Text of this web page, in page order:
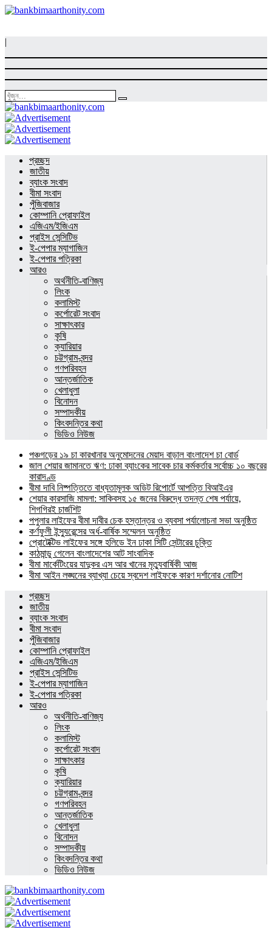
|
প্রচ্ছদ
জাতীয়
ব্যাংক সংবাদ
বীমা সংবাদ
পুঁজিবাজার
কোম্পানি প্রোফাইল
এজিএম/ইজিএম
প্রাইস সেন্সিটিভ
ই-পেপার ম্যাগাজিন
ই-পেপার পত্রিকা
আরও
অর্থনীতি-বাণিজ্য
লিংক
কলামিস্ট
কর্পোরেট সংবাদ
সাক্ষাৎকার
কৃষি
ক্যারিয়ার
চট্টগ্রাম-বন্দর
গণপরিবহন
আন্তর্জাতিক
খেলাধুলা
বিনোদন
সম্পাদকীয়
কিংবদন্তির কথা
ভিডিও নিউজ
পঞ্চগড়ের ১৯ চা কারখানার অনুমোদনের মেয়াদ বাড়াল বাংলাদেশ চা বোর্ড
জাল শেয়ার জামানতে ঋণ: ঢাকা ব্যাংকের সাবেক চার কর্মকর্তার সর্বোচ্চ ১০ বছরের
কারাদণ্ড
বীমা দাবি নিষ্পত্তিতে বাধ্যতামূলক অডিট রিপোর্টে আপত্তি বিআইএর
শেয়ার কারসাজি মামলা: সাকিবসহ ১৫ জনের বিরুদ্ধে তদন্ত শেষ পর্যায়ে,
শিগগিরই চার্জশিট
পপুলার লাইফের বীমা দাবীর চেক হস্তান্তর ও ব্যবসা পর্যালোচনা সভা অনুষ্ঠিত
কর্ণফুলী ইন্স্যুরেন্সের অর্ধ-বার্ষিক সম্মেলন অনুষ্ঠিত
প্রোটেক্টিভ লাইফের সঙ্গে হলিডে ইন ঢাকা সিটি সেন্টারের চুক্তি
কাঠমান্ডু গেলেন বাংলাদেশের আট সাংবাদিক
বীমা মার্কেটিংয়ের যাদুকর এস আর খানের মৃত্যুবার্ষিকী আজ
বীমা আইন লঙ্ঘনের ব্যাখ্যা চেয়ে স্বদেশ লাইফকে কারণ দর্শানোর নোটিশ
প্রচ্ছদ
জাতীয়
ব্যাংক সংবাদ
বীমা সংবাদ
পুঁজিবাজার
কোম্পানি প্রোফাইল
এজিএম/ইজিএম
প্রাইস সেন্সিটিভ
ই-পেপার ম্যাগাজিন
ই-পেপার পত্রিকা
আরও
অর্থনীতি-বাণিজ্য
লিংক
কলামিস্ট
কর্পোরেট সংবাদ
সাক্ষাৎকার
কৃষি
ক্যারিয়ার
চট্টগ্রাম-বন্দর
গণপরিবহন
আন্তর্জাতিক
খেলাধুলা
বিনোদন
সম্পাদকীয়
কিংবদন্তির কথা
ভিডিও নিউজ